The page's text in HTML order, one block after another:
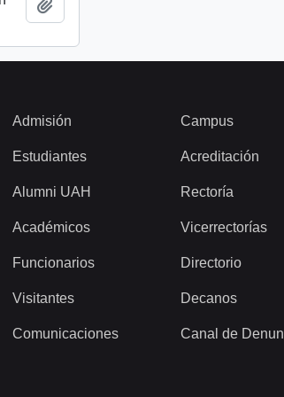
Admisión
Estudiantes
Alumni UAH
Académicos
Funcionarios
Visitantes
Comunicaciones
Campus
Acreditación
Rectoría
Vicerrectorías
Directorio
Decanos
Canal de